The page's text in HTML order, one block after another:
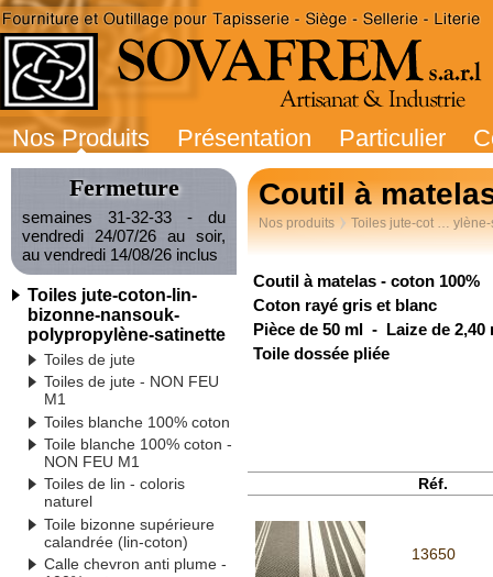
Nos Produits Présentation Particulier
Fermeture
semaines 31-32-33 - du
vendredi 24/07/26 au soir,
au vendredi 14/08/26 inclus
Toiles jute-coton-lin-
bizonne-nansouk-
polypropylène-satinette
Toiles de jute
Toiles de jute - NON FEU
M1
Toiles blanche 100% coton
Toile blanche 100% coton -
NON FEU M1
Toiles de lin - coloris
naturel
Toile bizonne supérieure
calandrée (lin-coton)
Calle chevron anti plume -
Coutil à
Nos produits Toiles jute-cot … ylène-
Coutil à matelas - coton 100%
Coton rayé gris et blanc
Pièce de 50 ml - Laize de 2,40
Toile dossée pliée
Réf.
13650